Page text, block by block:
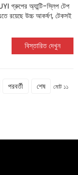
গ্রুপের অ্যান্টি-স্লিপ টেপ
রয়েছে উচ্চ আকর্ষণ, টেকসই
বিস্তারিত দেখুন
পরবর্তী শেষ মোট ১১